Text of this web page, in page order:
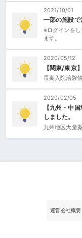
2021/10/01
一部の施設で
※ログインを
ます。
2020/05/12
【関東/東京
長期入院治験
2020/02/05
【九州・中
しました。
九州地区大量
運営会社概要